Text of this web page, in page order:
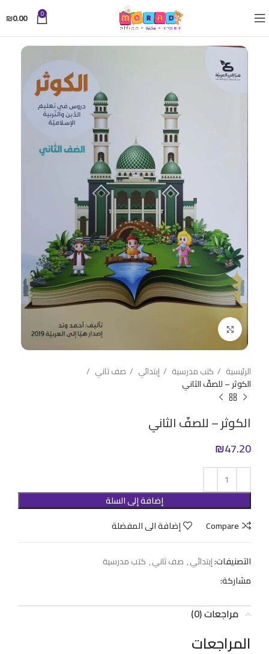
0
₪0.00
الرئيسية كتب مدرسية إبتدائي
صف ثاني
الكوثر – للصفّ الثاني
الكوثر – للصفّ الثاني
₪47.20
إضافة إلى السلة
Compare
إضافة الى المفضلة
التصنيفات:إبتدائي, صف ثاني, كتب مدرسية
مشاركة:
مراجعات (0)
المراجعات